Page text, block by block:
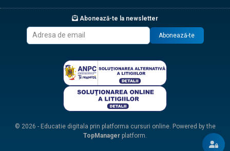
Abonează-te la newsletter
Abonează-te
© 2026 - Educatie digitala prin platforma cursuri online. Powered by the
TopManager platform.